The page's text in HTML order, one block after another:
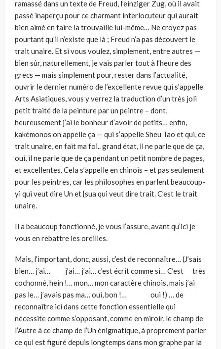
ramassé dans un texte de Freud, l’einziger Zug, où il avait
passé inaperçu pour ce charmant interlocuteur qui aurait
bien aimé en faire la trouvaille lui-même… Ne croyez pas
pourtant qu’il n’existe que là ; Freud n’a pas découvert le
trait unaire. Et si vous voulez, simplement, entre autres —
bien sûr, naturellement, je vais parler tout à l’heure des
grecs — mais simplement pour, rester dans l’actualité,
ouvrir le dernier numéro de l’excellente revue qui s’appelle
Arts Asiatiques, vous y verrez la traduction d’un très joli
petit traité de la peinture par un peintre – dont,
heureusement j’ai le bonheur d’avoir de petits… enfin,
kakémonos on appelle ça — qui s’appelle Sheu Tao et qui, ce
trait unaire, en fait ma foi.. grand état, il ne parle que de ça,
oui, il ne parle que de ça pendant un petit nombre de pages,
et excellentes. Cela s’appelle en chinois – et pas seulement
pour les peintres, car les philosophes en parlent beaucoup-
yi qui veut dire Un et {sua qui veut dire trait. C’est le trait
unaire.
Il a beaucoup fonctionné, je vous l’assure, avant qu’ici je
vous en rebattre les oreilles.
Mais, l’important, donc, aussi, c’est de reconnaître… (J’sais
bien… j’ai… j’ai… j’ai… c’est écrit comme si… C’est très
cochonné, hein !… mon… mon caractère chinois, mais j’ai
pas le… j’avais pas ma… oui, bon !… oui !) … de
reconnaître ici dans cette fonction essentielle qui
nécessite comme s’opposant, comme en miroir, le champ de
l’Autre à ce champ de l’Un énigmatique, à proprement parler
ce qui est figuré depuis longtemps dans mon graphe par la